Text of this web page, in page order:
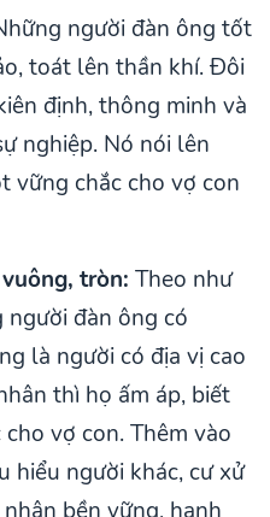
người đàn ông tốt
toát lên thần khí. Đôi
định, thông minh và
nghiệp. Nó nói lên
vững chắc cho vợ con
tròn: Theo như
đàn ông có
là người có địa vị cao
thì họ ấm áp, biết
vợ con. Thêm vào
hiểu người khác, cư xử